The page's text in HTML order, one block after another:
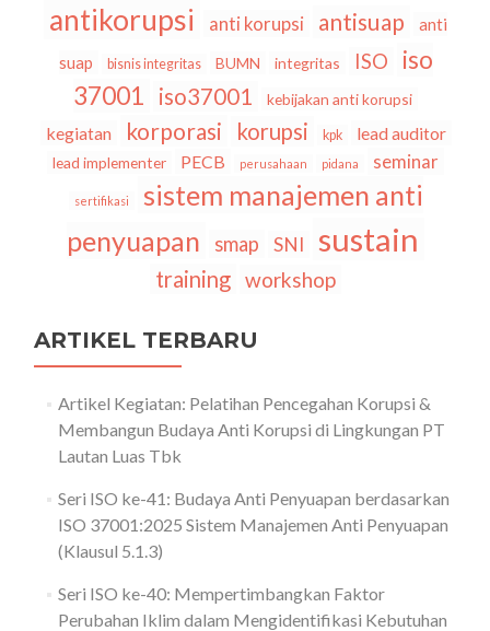
antikorupsi anti korupsi antisuap
anti
suap
bisnis integritas BUMN integritas ISO
iso
37001
iso37001 kebijakan anti korupsi
kegiatan korporasi korupsi kpk lead auditor
lead implementer PECB perusahaan pidana seminar
sertifikasi
sistem manajemen anti
penyuapan
smap SNI sustain
training workshop
ARTIKEL TERBARU
Artikel Kegiatan: Pelatihan Pencegahan Korupsi &
Membangun Budaya Anti Korupsi di Lingkungan PT
Lautan Luas Tbk
Seri ISO ke-41: Budaya Anti Penyuapan berdasarkan
ISO 37001:2025 Sistem Manajemen Anti Penyuapan
(Klausul 5.1.3)
Seri ISO ke-40: Mempertimbangkan Faktor
Perubahan Iklim dalam Mengidentifikasi Kebutuhan